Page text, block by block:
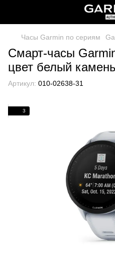
Часы Garmin по сериям
Смарт-часы
цвет белый камень
Артикул: 010-02638-31
3